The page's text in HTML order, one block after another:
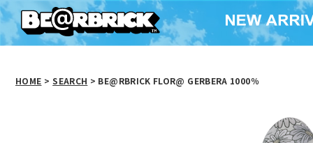
HOME > SEARCH > BE@RBRICK FLOR@ GERBERA 1000％